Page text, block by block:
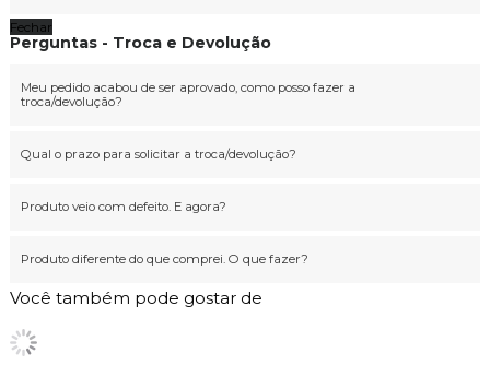
Fechar
Perguntas - Troca e Devolução
Meu pedido acabou de ser aprovado, como posso fazer a
troca/devolução?
Qual o prazo para solicitar a troca/devolução?
Produto veio com defeito. E agora?
Produto diferente do que comprei. O que fazer?
Você também pode gostar de